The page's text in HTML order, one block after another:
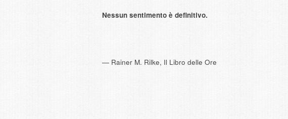
Nessun sentimento è definitivo.
― Rainer M. Rilke, Il Libro delle Ore